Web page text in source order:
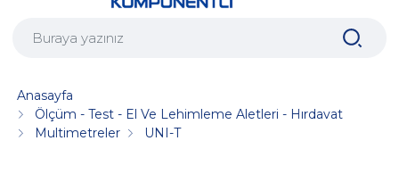
Anasayfa
Ölçüm - Test - El Ve Lehimleme Aletleri - Hırdavat
Multimetreler
UNI-T